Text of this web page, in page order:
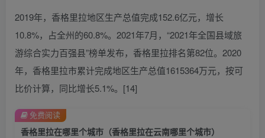
2019年，香格里拉地区生产总值完成152.6亿元，增长
10.8%，占全州的60.8%。2021年7月，“2021年全国县域旅
游综合实力百强县”榜单发布，香格里拉排名第82位。2020
年，香格里拉市累计完成地区生产总值1615364万元，按可
比价计算，同比增长5.1%。[14]
香格里拉在哪里个城市（香格里拉在云南哪里个城市）
免费阅读